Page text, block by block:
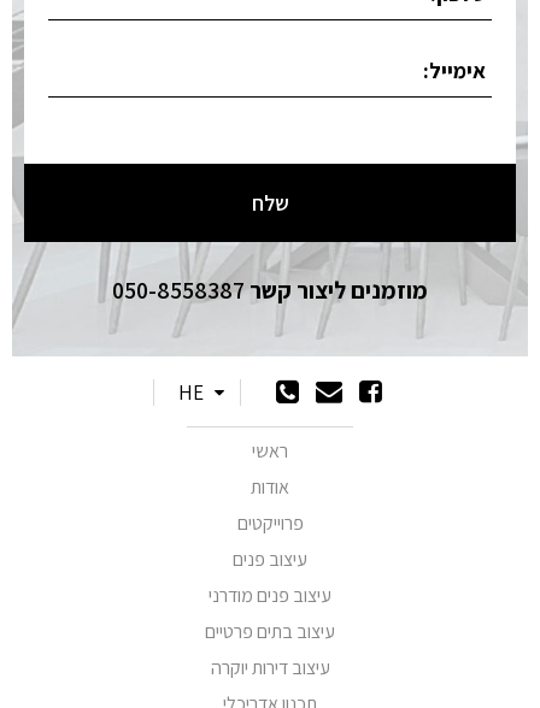
מוזמנים ליצור קשר050-8558387
HE
ראשי
אודות
פרוייקטים
עיצוב פנים
עיצוב פנים מודרני
עיצוב בתים פרטיים
עיצוב דירות יוקרה